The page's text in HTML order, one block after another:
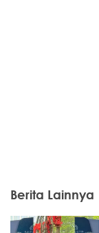
Berita Lainnya